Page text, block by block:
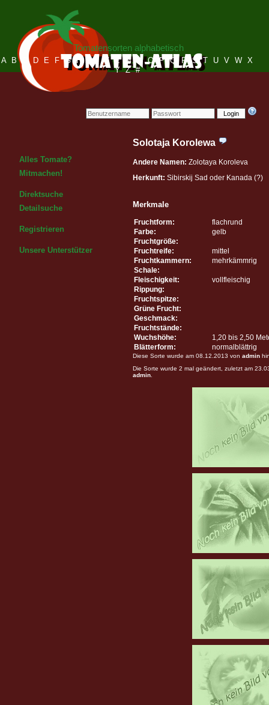
Login
Tomatensorten alphabetisch
A B C D E F G H I J K L M N O P Q R S T U V W X
Y Z #
Alles Tomate?
Mitmachen!
Direktsuche
Detailsuche
Registrieren
Unsere Unterstützer
Solotaja Korolewa
Andere Namen: Zolotaya Koroleva
Herkunft: Sibirskij Sad oder Kanada (?)
Merkmale
Fruchtform:
flachrund
Farbe:
gelb
Fruchtgröße:
Fruchtreife:
mittel
Fruchtkammern:
mehrkämmrig
Schale:
Fleischigkeit:
vollfleischig
Rippung:
Fruchtspitze:
Grüne Frucht:
Geschmack:
Fruchtstände:
Wuchshöhe:
1,20 bis 2,50
Blätterform:
normalblättrig
Diese Sorte wurde am 08.12.2013 von admin
Die Sorte wurde 2 mal geändert, zuletzt am
admin